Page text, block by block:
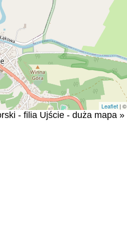
Leaflet | ©
- filia Ujście - duża mapa »